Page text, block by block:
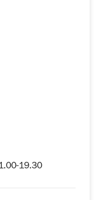
19.30